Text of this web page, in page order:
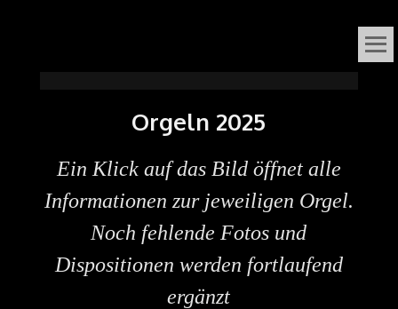
SÜDNIEDERSACHSEN
Orgeln 2025
Ein Klick auf das Bild öffnet alle
Informationen zur jeweiligen Orgel.
Noch fehlende Fotos und
Dispositionen werden fortlaufend
ergänzt